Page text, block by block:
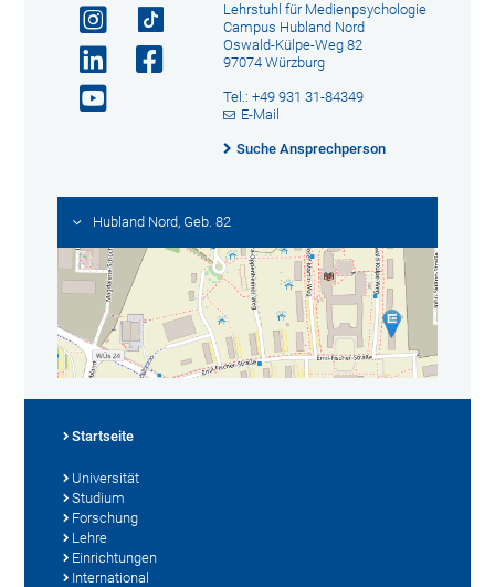
Lehrstuhl für Medienpsychologie
Campus Hubland Nord
Oswald-Külpe-Weg 82
97074 Würzburg
Tel.: +49 931 31-84349
E-Mail
Suche Ansprechperson
Hubland Nord, Geb. 82
Startseite
Universität
Studium
Forschung
Lehre
Einrichtungen
International